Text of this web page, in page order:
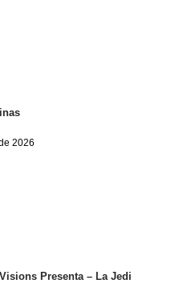
2026
Presenta – La Jedi